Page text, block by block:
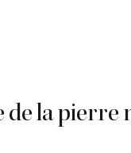
la pierre